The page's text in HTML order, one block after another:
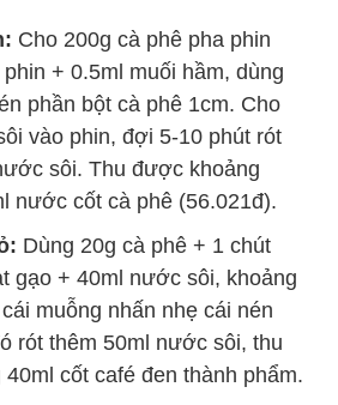
Cho 200g cà phê pha phin
+ 0.5ml muối hầm, dùng
phần bột cà phê 1cm. Cho
vào phin, đợi 5-10 phút rót
sôi. Thu được khoảng
nước cốt cà phê (56.021đ).
Dùng 20g cà phê + 1 chút
gạo + 40ml nước sôi, khoảng
muỗng nhấn nhẹ cái nén
rót thêm 50ml nước sôi, thu
cốt café đen thành phẩm.